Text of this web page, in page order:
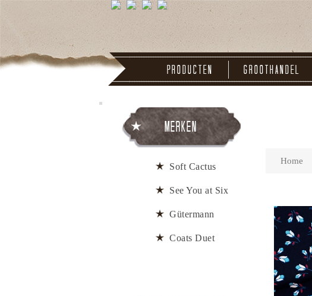
Producten Groothandel
Home
Merken
Soft Cactus
See You at Six
Gütermann
Coats Duet